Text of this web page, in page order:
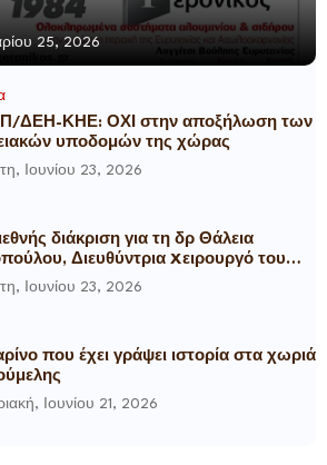
25, 2026
ΔΕΗ-ΚΗΕ: ΟΧΙ στην αποξήλωση των
υποδομών της χώρας
Ιουνίου 23, 2026
διάκριση για τη δρ Θάλεια
Διευθύντρια Xειρουργό του
General
Ιουνίου 23, 2026
που έχει γράψει ιστορία στα χωριά
Ιουνίου 21, 2026